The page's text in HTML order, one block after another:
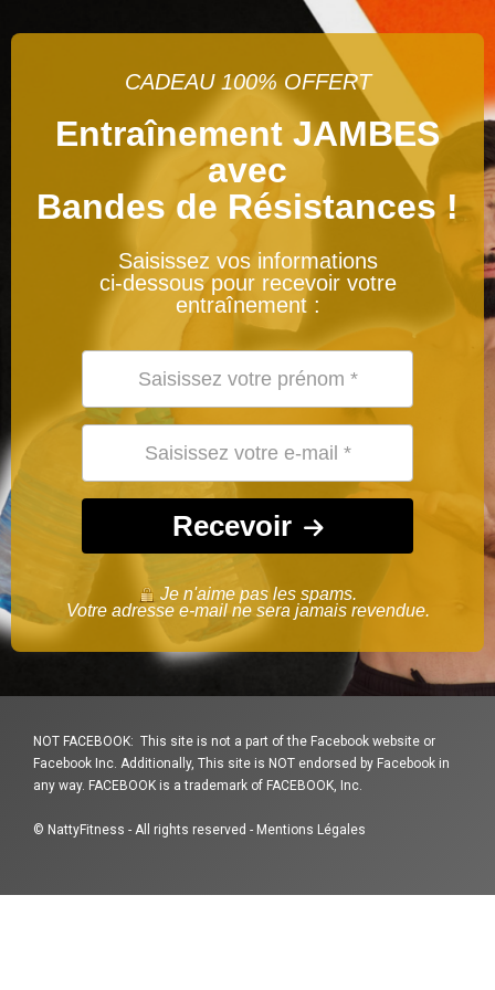
CADEAU 100% OFFERT
Entraînement JAMBES
avec
Bandes de Résistances !
Saisissez vos informations
ci-dessous pour recevoir votre
entraînement :
Recevoir
Je n'aime pas les spams.
Votre adresse e-mail ne sera jamais revendue.
NOT FACEBOOK: This site is not a part of the Facebook website or
Facebook Inc. Additionally, This site is NOT endorsed by Facebook in
any way. FACEBOOK is a trademark of FACEBOOK, Inc.
© NattyFitness - All rights reserved - Mentions Légales